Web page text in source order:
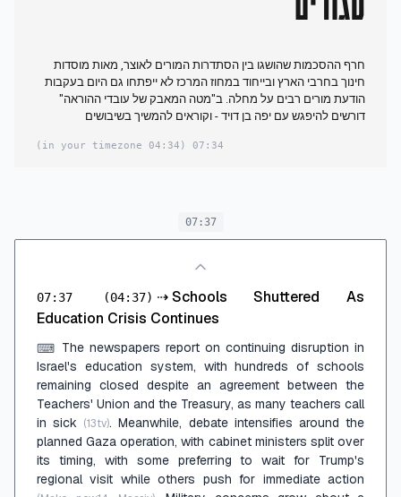
חרף ההסכמות שהושגו בין הסתדרות המורים לאוצר, מאות מוסדות
חינוך בחרבי הארץ ובייחוד במחוז המרכז לא ייפתחו גם היום בעקבות
הודעת מורים רבים על מחלה. ב"מטה המאבק של עובדי ההוראה"
דורשים להיפגש עם יפה בן דויד - וקוראים להמשיך בשיבושים
07:34
(04:34 in your timezone)
07:37
07:37 (04:37) ⇢ Schools Shuttered As
Education Crisis Continues
⌨ The newspapers report on continuing disruption in
Israel's education system, with hundreds of schools
remaining closed despite an agreement between the
Teachers' Union and the Treasury, as many teachers call
in sick (13tv). Meanwhile, debate intensifies around the
planned Gaza operation, with cabinet ministers split over
its timing, with some preferring to wait for Trump's
regional visit while others push for immediate action